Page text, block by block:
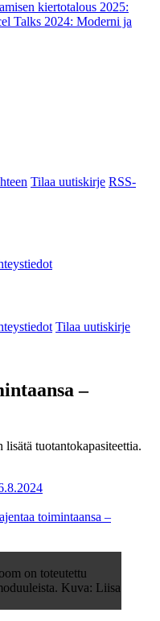
kiertotalous 2025:
Talks 2024: Moderni ja
Tilaa uutiskirje RSS-
Tilaa uutiskirje
–
lisätä tuotantokapasiteettia.
toimintaansa –
on toteutettu
Kuva: Liisa